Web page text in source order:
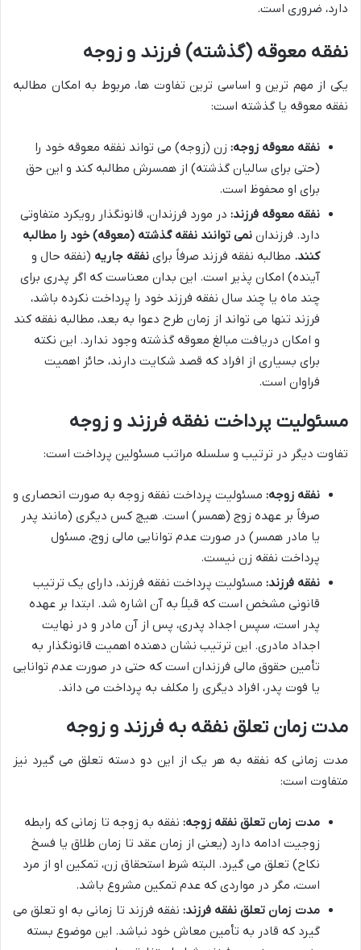
دارد، ضروری است.
نفقه معوقه (گذشته) فرزند و زوجه
یکی از مهم ترین و اساسی ترین تفاوت ها، مربوط به امکان مطالبه
نفقه معوقه یا گذشته است:
نفقه معوقه زوجه: زن (زوجه) می تواند نفقه معوقه خود را
(حتی برای سالیان گذشته) از همسرش مطالبه کند و این حق
برای او محفوظ است.
نفقه معوقه فرزند: در مورد فرزندان، قانونگذار رویکرد متفاوتی
دارد. فرزندان نمی توانند نفقه گذشته (معوقه) خود را مطالبه
کنند. مطالبه نفقه فرزند صرفاً برای نفقه جاریه (نفقه حال و
آینده) امکان پذیر است. این بدان معناست که اگر پدری برای
چند ماه یا چند سال نفقه فرزند خود را پرداخت نکرده باشد،
فرزند تنها می تواند از زمان طرح دعوا به بعد، مطالبه نفقه کند
و امکان دریافت مبالغ معوقه گذشته وجود ندارد. این نکته
برای بسیاری از افراد که قصد شکایت دارند، حائز اهمیت
فراوان است.
مسئولیت پرداخت نفقه فرزند و زوجه
تفاوت دیگر در ترتیب و سلسله مراتب مسئولین پرداخت است:
نفقه زوجه: مسئولیت پرداخت نفقه زوجه به صورت انحصاری و
صرفاً بر عهده زوج (همسر) است. هیچ کس دیگری (مانند پدر
یا مادر همسر) در صورت عدم توانایی مالی زوج، مسئول
پرداخت نفقه زن نیست.
نفقه فرزند: مسئولیت پرداخت نفقه فرزند، دارای یک ترتیب
قانونی مشخص است که قبلاً به آن اشاره شد. ابتدا بر عهده
پدر است، سپس اجداد پدری، پس از آن مادر و در نهایت
اجداد مادری. این ترتیب نشان دهنده اهمیت قانونگذار به
تأمین حقوق مالی فرزندان است که حتی در صورت عدم توانایی
یا فوت پدر، افراد دیگری را مکلف به پرداخت می داند.
مدت زمان تعلق نفقه به فرزند و زوجه
مدت زمانی که نفقه به هر یک از این دو دسته تعلق می گیرد نیز
متفاوت است:
مدت زمان تعلق نفقه زوجه: نفقه به زوجه تا زمانی که رابطه
زوجیت ادامه دارد (یعنی از زمان عقد تا زمان طلاق یا فسخ
نکاح) تعلق می گیرد. البته شرط استحقاق زن، تمکین او از مرد
است، مگر در مواردی که عدم تمکین مشروع باشد.
مدت زمان تعلق نفقه فرزند: نفقه فرزند تا زمانی به او تعلق می
گیرد که قادر به تأمین معاش خود نباشد. این موضوع بسته